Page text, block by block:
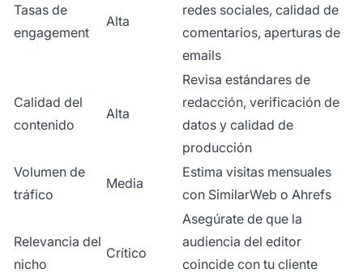
Tasas de
engagement
Alta
redes sociales, calidad de
comentarios, aperturas de
emails
Calidad del
contenido
Alta
Revisa estándares de
redacción, verificación de
datos y calidad de
producción
Volumen de
tráfico
Media
Estima visitas mensuales
con SimilarWeb o Ahrefs
Relevancia del
nicho
Crítico
Asegúrate de que la
audiencia del editor
coincide con tu cliente